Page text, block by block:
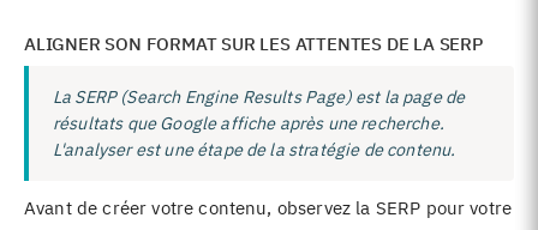
ALIGNER SON FORMAT SUR LES ATTENTES DE LA SERP
La SERP (Search Engine Results Page) est la page de
résultats que Google affiche après une recherche.
L'analyser est une étape de la stratégie de contenu.
Avant de créer votre contenu, observez la SERP pour votre